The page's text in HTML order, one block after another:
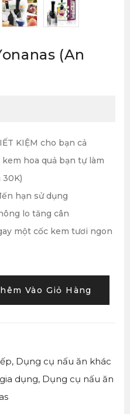
(an
KIỆM cho bạn cả
kem hoa quả bạn tự làm
30K)
hạn sử dụng
lo tăng cân
một cốc kem tươi ngon
Vào Giỏ Hàng
, Dụng cụ nấu ăn khác
dụng, Dụng cụ nấu ăn